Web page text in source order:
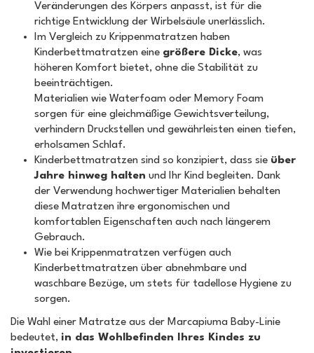
Veränderungen des Körpers anpasst, ist für die
richtige Entwicklung der Wirbelsäule unerlässlich.
Im Vergleich zu Krippenmatratzen haben
Kinderbettmatratzen eine größere Dicke, was
höheren Komfort bietet, ohne die Stabilität zu
beeinträchtigen.
Materialien wie Waterfoam oder Memory Foam
sorgen für eine gleichmäßige Gewichtsverteilung,
verhindern Druckstellen und gewährleisten einen tiefen,
erholsamen Schlaf.
Kinderbettmatratzen sind so konzipiert, dass sie über
Jahre hinweg halten und Ihr Kind begleiten. Dank
der Verwendung hochwertiger Materialien behalten
diese Matratzen ihre ergonomischen und
komfortablen Eigenschaften auch nach längerem
Gebrauch.
Wie bei Krippenmatratzen verfügen auch
Kinderbettmatratzen über abnehmbare und
waschbare Bezüge, um stets für tadellose Hygiene zu
sorgen.
Die Wahl einer Matratze aus der Marcapiuma Baby-Linie
bedeutet, in das Wohlbefinden Ihres Kindes zu